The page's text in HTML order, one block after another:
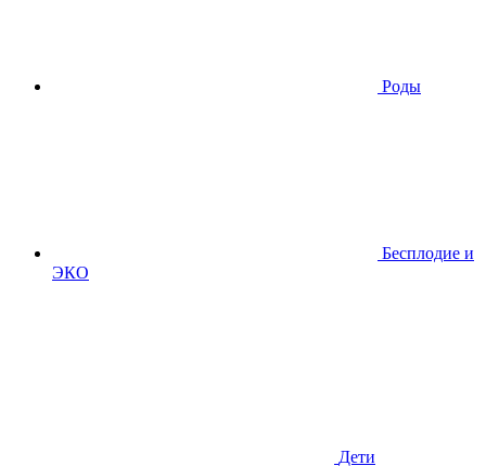
Роды
Бесплодие и
ЭКО
Дети